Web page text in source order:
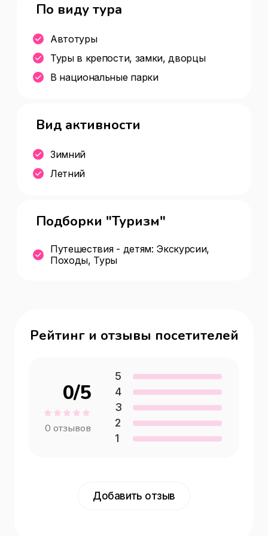
лучший вариант.
По виду тура
Автотуры
Туры в крепости, замки, дворцы
В национальные парки
Вид активности
Зимний
Летний
Подборки "Туризм"
Путешествия - детям: Экскурсии,
Походы, Туры
Рейтинг и отзывы посетителей
0/5
0 отзывов
5
4
3
2
1
Добавить отзыв